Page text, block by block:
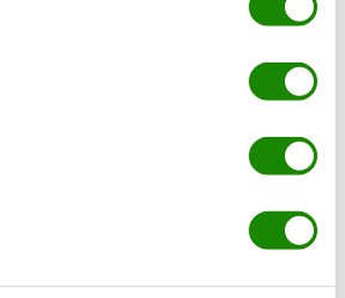
pour obtenir une consistance
viande pour la laquer.
de terre et les écraser avec un
le lait chaud et le beurre. Rectifier